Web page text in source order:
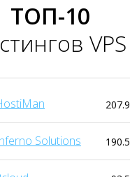
ТОП-10
VPS
207.9
190.5
Solutions